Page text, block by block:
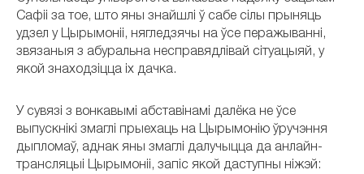
Сафіі за тое, што яны знайшлі ў сабе сілы прыняць
удзел у Цырымоніі, нягледзячы на ўсе перажыванні,
звязаныя з абуральна несправядлівай сітуацыяй, у
якой знаходзіцца іх дачка.
У сувязі з вонкавымі абставінамі далёка не ўсе
выпускнікі змаглі прыехаць на Цырымонію ўручэння
дыпломаў, аднак яны змаглі далучыцца да анлайн-
трансляцыі Цырымоніі, запіс якой даступны ніжэй: